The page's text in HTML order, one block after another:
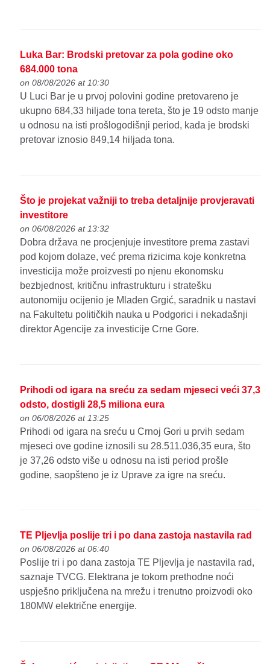
Luka Bar: Brodski pretovar za pola godine oko
684.000 tona
on 08/08/2026 at 10:30
U Luci Bar je u prvoj polovini godine pretovareno je
ukupno 684,33 hiljade tona tereta, što je 19 odsto manje
u odnosu na isti prošlogodišnji period, kada je brodski
pretovar iznosio 849,14 hiljada tona.
Što je projekat važniji to treba detaljnije provjeravati
investitore
on 06/08/2026 at 13:32
Dobra država ne procjenjuje investitore prema zastavi
pod kojom dolaze, već prema rizicima koje konkretna
investicija može proizvesti po njenu ekonomsku
bezbjednost, kritičnu infrastrukturu i stratešku
autonomiju ocijenio je Mladen Grgić, saradnik u nastavi
na Fakultetu političkih nauka u Podgorici i nekadašnji
direktor Agencije za investicije Crne Gore.
Prihodi od igara na sreću za sedam mjeseci veći 37,3
odsto, dostigli 28,5 miliona eura
on 06/08/2026 at 13:25
Prihodi od igara na sreću u Crnoj Gori u prvih sedam
mjeseci ove godine iznosili su 28.511.036,35 eura, što
je 37,26 odsto više u odnosu na isti period prošle
godine, saopšteno je iz Uprave za igre na sreću.
TE Pljevlja poslije tri i po dana zastoja nastavila rad
on 06/08/2026 at 06:40
Poslije tri i po dana zastoja TE Pljevlja je nastavila rad,
saznaje TVCG. Elektrana je tokom prethodne noći
uspješno priključena na mrežu i trenutno proizvodi oko
180MW električne energije.